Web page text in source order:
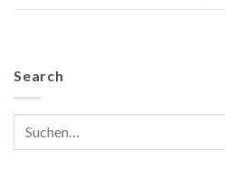
Search